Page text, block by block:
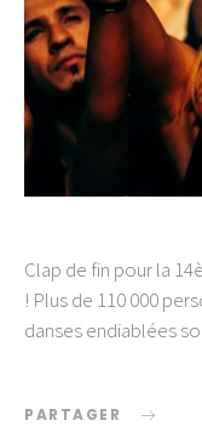
Clap de fin pour la
! Plus de 110 000
danses endiablées
PARTAGER